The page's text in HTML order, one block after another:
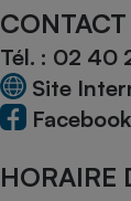
CONTACT
Tél. : 02 40
Site
Facebook
HORAIRE